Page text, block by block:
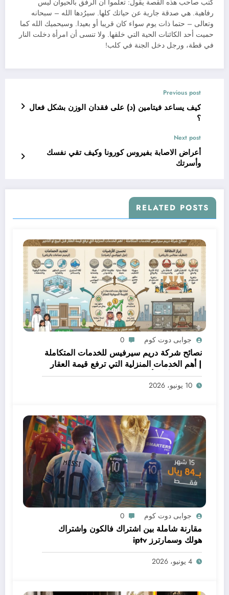
كتب صاحب هذه القصة يقول: تعلموا أن الرفق بالحيوان ليس
رفاهية. هي صدقة جارية عن حياتك كلها. سيرُدها الله – سبحانه
وتعالى – حتما ذات يوم سواء كان قريبا أو بعيدا. وسيحميك الله كما
حميت أحد الكائنات الحية التي خلقها. ولا تنسى أن امرأة دخلت النار
في قطة، ورجل دخل الجنة في كلب!
Previous post
كيف يساعد فيتامين (د) على فقدان الوزن بشكل فعال
؟
Next post
أعراض الاصابة بفيروس كورونا وكيف تقي نفسك
وأسرتك
RELATED POSTS
جوابى دوت كوم 0
نصائح شركة دريم سيرفيس للخدمات المتكاملة
| أهم الخدمات المنزلية التي ترفع قيمة العقار
قبل البيع أو التأجير
10 يونيو، 2026
جوابى دوت كوم 0
مقارنة شاملة بين اشتراك فالكون واشتراك
هولك وسمارترز iptv
4 يونيو، 2026